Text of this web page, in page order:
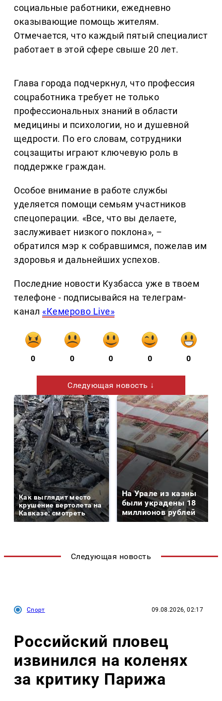
социальные работники, ежедневно
оказывающие помощь жителям.
Отмечается, что каждый пятый специалист
работает в этой сфере свыше 20 лет.
Глава города подчеркнул, что профессия
соцработника требует не только
профессиональных знаний в области
медицины и психологии, но и душевной
щедрости. По его словам, сотрудники
соцзащиты играют ключевую роль в
поддержке граждан.
Особое внимание в работе службы
уделяется помощи семьям участников
спецоперации. «Все, что вы делаете,
заслуживает низкого поклона», –
обратился мэр к собравшимся, пожелав им
здоровья и дальнейших успехов.
Последние новости Кузбасса уже в твоем
телефоне - подписывайся на телеграм-
канал «Кемерово Live»
0 0 0 0 0
Следующая новость ↓
Как выглядит место
крушение вертолета на
Кавказе: смотреть
На Урале из казны
были украдены 18
миллионов рублей
Следующая новость
Спорт 09.08.2026, 02:17
Российский пловец
извинился на коленях
за критику Парижа